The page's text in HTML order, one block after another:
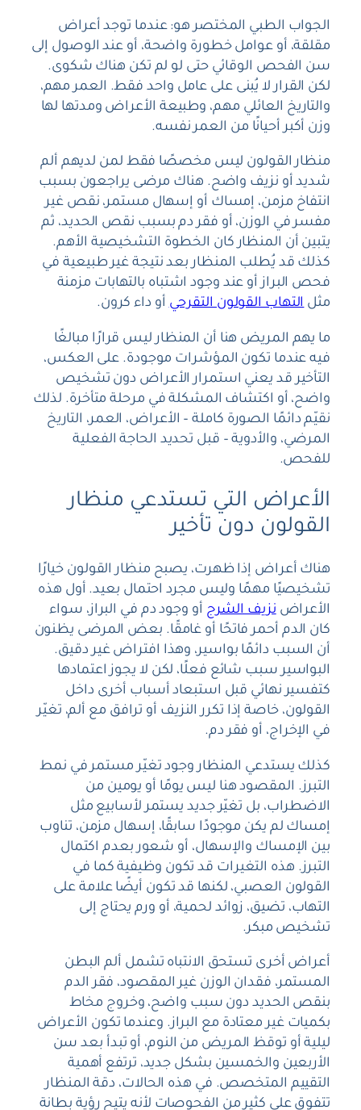
الجواب الطبي المختصر هو: عندما توجد أعراض
مقلقة، أو عوامل خطورة واضحة، أو عند الوصول إلى
سن الفحص الوقائي حتى لو لم تكن هناك شكوى.
لكن القرار لا يُبنى على عامل واحد فقط. العمر مهم،
والتاريخ العائلي مهم، وطبيعة الأعراض ومدتها لها
وزن أكبر أحيانًا من العمر نفسه.
منظار القولون ليس مخصصًا فقط لمن لديهم ألم
شديد أو نزيف واضح. هناك مرضى يراجعون بسبب
انتفاخ مزمن، إمساك أو إسهال مستمر، نقص غير
مفسر في الوزن، أو فقر دم بسبب نقص الحديد، ثم
يتبين أن المنظار كان الخطوة التشخيصية الأهم.
كذلك قد يُطلب المنظار بعد نتيجة غير طبيعية في
فحص البراز أو عند وجود اشتباه بالتهابات مزمنة
مثلالتهاب القولون التقرحيأو داء كرون.
ما يهم المريض هنا أن المنظار ليس قرارًا مبالغًا
فيه عندما تكون المؤشرات موجودة. على العكس،
التأخير قد يعني استمرار الأعراض دون تشخيص
واضح، أو اكتشاف المشكلة في مرحلة متأخرة. لذلك
نقيّم دائمًا الصورة كاملة – الأعراض، العمر، التاريخ
المرضي، والأدوية – قبل تحديد الحاجة الفعلية
للفحص.
الأعراض التي تستدعي منظار
القولون دون تأخير
هناك أعراض إذا ظهرت، يصبح منظار القولون خيارًا
تشخيصيًا مهمًا وليس مجرد احتمال بعيد. أول هذه
الأعراضنزيف الشرج أو وجود دم في البراز، سواء
كان الدم أحمر فاتحًا أو غامقًا. بعض المرضى يظنون
أن السبب دائمًا بواسير، وهذا افتراض غير دقيق.
البواسير سبب شائع فعلًا، لكن لا يجوز اعتمادها
كتفسير نهائي قبل استبعاد أسباب أخرى داخل
القولون، خاصة إذا تكرر النزيف أو ترافق مع ألم، تغيّر
في الإخراج، أو فقر دم.
كذلك يستدعي المنظار وجود تغيّر مستمر في نمط
التبرز. المقصود هنا ليس يومًا أو يومين من
الاضطراب، بل تغيّر جديد يستمر لأسابيع مثل
إمساك لم يكن موجودًا سابقًا، إسهال مزمن، تناوب
بين الإمساك والإسهال، أو شعور بعدم اكتمال
التبرز. هذه التغيرات قد تكون وظيفية كما في
القولون العصبي، لكنها قد تكون أيضًا علامة على
التهاب، تضيق، زوائد لحمية، أو ورم يحتاج إلى
تشخيص مبكر.
أعراض أخرى تستحق الانتباه تشمل ألم البطن
المستمر، فقدان الوزن غير المقصود، فقر الدم
بنقص الحديد دون سبب واضح، وخروج مخاط
بكميات غير معتادة مع البراز. وعندما تكون الأعراض
ليلية أو توقظ المريض من النوم، أو تبدأ بعد سن
الأربعين والخمسين بشكل جديد، ترتفع أهمية
التقييم المتخصص. في هذه الحالات، دقة المنظار
تتفوق على كثير من الفحوصات لأنه يتيح رؤية بطانة